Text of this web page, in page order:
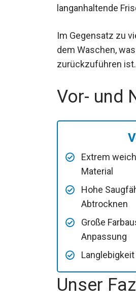
langanhaltende
Im Gegensatz zu
dem Waschen,
zurückzuführen ist.
Vor- und
Extrem
Material
Hohe
Abtrocknen
Große
Anpassung
Unser